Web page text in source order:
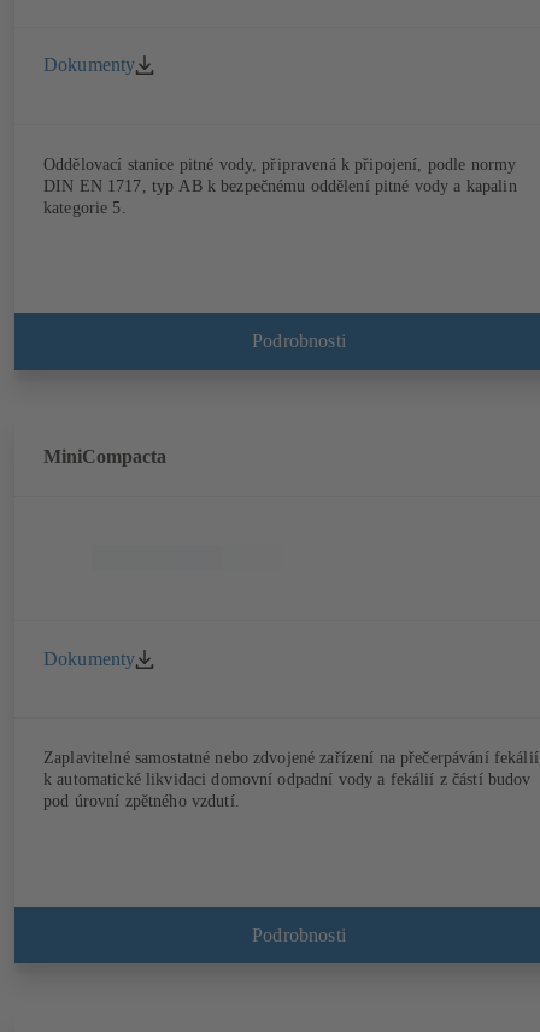
Dokumenty
Oddělovací stanice pitné vody, připravená k připojení, podle normy
DIN EN 1717, typ AB k bezpečnému oddělení pitné vody a kapalin
kategorie 5.
Podrobnosti
MiniCompacta
Dokumenty
Zaplavitelné samostatné nebo zdvojené zařízení na přečerpávání
k automatické likvidaci domovní odpadní vody a fekálií z částí budov
pod úrovní zpětného vzdutí.
Podrobnosti